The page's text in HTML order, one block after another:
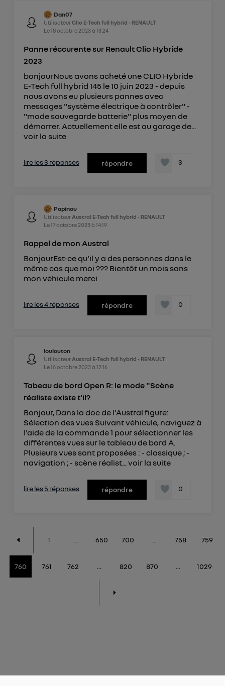
Dan07
UtilisateurClio E-Tech full hybrid - RENAULT
Le18 octobre 2023 à 13:24
Panne réccurente sur Renault Clio Hybride
2023
bonjourNous avons acheté une CLIO Hybride
E-Tech full hybrid 145 le 10 juin 2023 - depuis
nous avons eu plusieurs pannes avec
messages "système électrique à contrôler" -
"mode sauvegarde batterie" plus moyen de
démarrer. Actuellement elle est au garage de...
voir la suite
lire les 3 réponses répondre 3
Papinou
Utilisateur Austral E-Tech full hybrid - RENAULT
Le17 octobre 2023 à 14:19
Rappel de mon Austral
BonjourEst-ce qu'il y a des personnes dans le
même cas que moi ??? Bientôt un mois sans
mon véhicule merci
lire les 4 réponses répondre 0
loulouton
Utilisateur Austral E-Tech full hybrid - RENAULT
Le16 octobre 2023 à 12:16
Tabeau de bord Open R: le mode "Scène
réaliste existe t'il?
Bonjour, Dans la doc de l'Austral figure:
Sélection des vues Suivant véhicule, naviguez à
l'aide de la commande 1 pour sélectionner les
différentes vues sur le tableau de bord A.
Plusieurs vues sont proposées : - classique ; -
navigation ; - scène réalist...voir la suite
lire les 5 réponses répondre 0
1 650 700 758 759
760 761 762 820 870 1029